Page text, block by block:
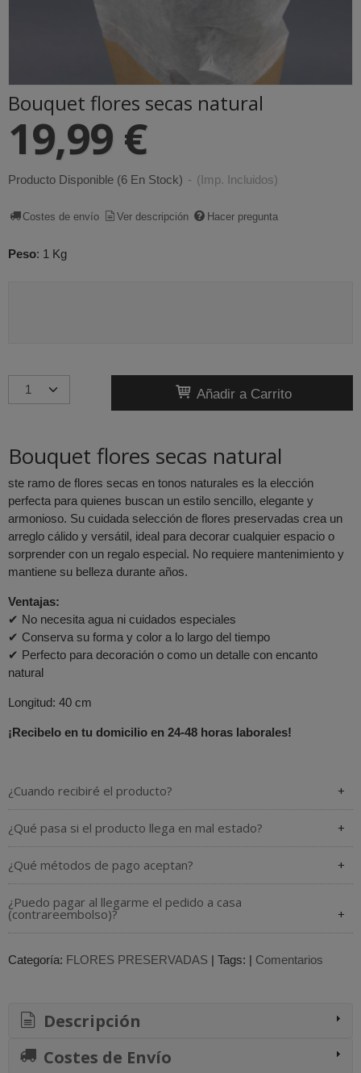
Bouquet flores secas natural
19,99 €
Producto Disponible (6 En Stock) - (Imp. Incluidos)
Costes de envío Ver descripción Hacer pregunta
Peso: 1 Kg
Añadir a Carrito
Bouquet flores secas natural
ste ramo de flores secas en tonos naturales es la elección
perfecta para quienes buscan un estilo sencillo, elegante y
armonioso. Su cuidada selección de flores preservadas crea un
arreglo cálido y versátil, ideal para decorar cualquier espacio o
sorprender con un regalo especial. No requiere mantenimiento y
mantiene su belleza durante años.
Ventajas:
✔ No necesita agua ni cuidados especiales
✔ Conserva su forma y color a lo largo del tiempo
✔ Perfecto para decoración o como un detalle con encanto
natural
Longitud: 40 cm
¡Recibelo en tu domicilio en 24-48 horas laborales!
¿Cuando recibiré el producto?
¿Qué pasa si el producto llega en mal estado?
¿Qué métodos de pago aceptan?
¿Puedo pagar al llegarme el pedido a casa
(contrareembolso)?
Categoría: FLORES PRESERVADAS | Tags: | Comentarios
Descripción
Costes de Envío